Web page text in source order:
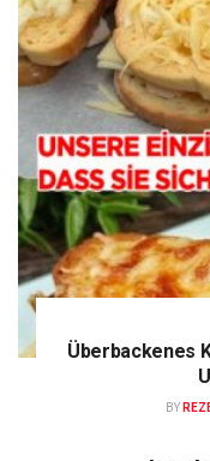
Überbackenes
BY